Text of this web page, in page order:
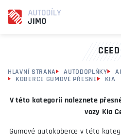
CEED
HLAVNÍ STRANA AUTODOPLŇKY
KOBERCE GUMOVÉ PŘESNÉ
KIA
V této kategorii naleznete
vozy Kia
Gumové autokoberce v této